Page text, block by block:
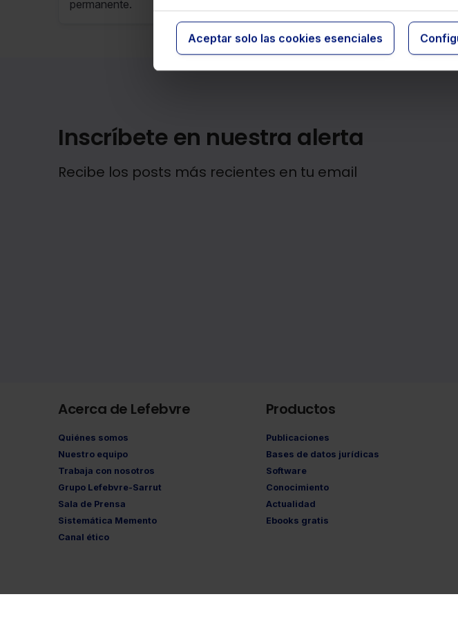
Aceptar solo las cookies esenciales
permanente.
despido procedente,
efectos la del
trabajador y no la
comunicación.
Inscríbete en nuestra alerta
Recibe los posts más recientes en tu email
Acerca de Lefebvre
Quiénes somos
Nuestro equipo
Trabaja con nosotros
Grupo Lefebvre-Sarrut
Sala de Prensa
Sistemática Memento
Canal ético
Productos
Publicaciones
Bases de datos jurídicas
Software
Conocimiento
Actualidad
Ebooks gratis